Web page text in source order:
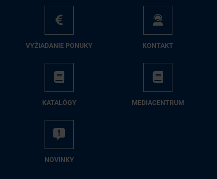
VY­ŽIA­DA­NIE PO­NU­KY KON­TAKT
KA­TA­LÓ­GY ME­DIA­CEN­TRUM
NO­VIN­KY